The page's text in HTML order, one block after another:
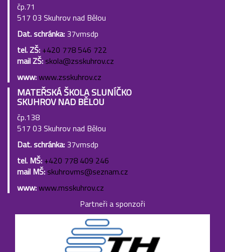
čp.71
517 03 Skuhrov nad Bělou
Dat. schránka: 37vmsdp
tel. ZŠ: +420 778 546 722
mail ZŠ: skola@zsskuhrov.cz
www:www.zsskuhrov.cz
MATEŘSKÁ ŠKOLA SLUNÍČKO
SKUHROV NAD BĚLOU
čp.138
517 03 Skuhrov nad Bělou
Dat. schránka: 37vmsdp
tel. MŠ: +420 778 409 246
mail MŠ: skuhrovms@seznam.cz
www:www.msskuhrov.cz
Partneři a sponzoři